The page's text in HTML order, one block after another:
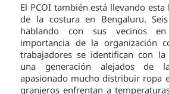
El PCOI también está llevando
de la costura en Bengaluru.
hablando con sus vecinos
importancia de la organización
trabajadores se identifican con
una generación alejados de
apasionado mucho distribuir ropa
granjeros enfrentan a